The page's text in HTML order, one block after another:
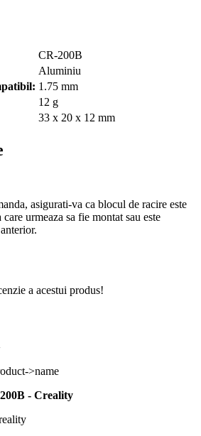
CR-200B
Aluminiu
1.75 mm
12 g
33 x 20 x 12 mm
asigurati-va ca blocul de racire este
urmeaza sa fie montat sau este
a acestui produs!
- Creality